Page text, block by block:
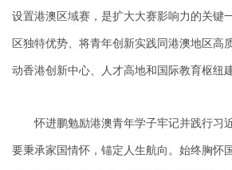
设置港澳区域赛，是扩大大赛影响力的关键
区独特优势、将青年创新实践同港澳地区高
动香港创新中心、人才高地和国际教育枢纽
怀进鹏勉励港澳青年学子牢记并践行习近
要秉承家国情怀，锚定人生航向。始终胸怀